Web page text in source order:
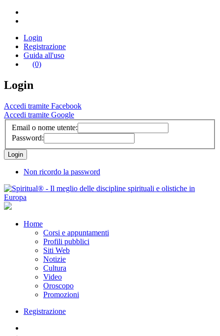
Login
Registrazione
Guida all'uso
(0)
Login
Accedi tramite Facebook
Accedi tramite Google
Email o nome utente:
Password:
Non ricordo la password
Home
Corsi e appuntamenti
Profili pubblici
Siti Web
Notizie
Cultura
Video
Oroscopo
Promozioni
Registrazione